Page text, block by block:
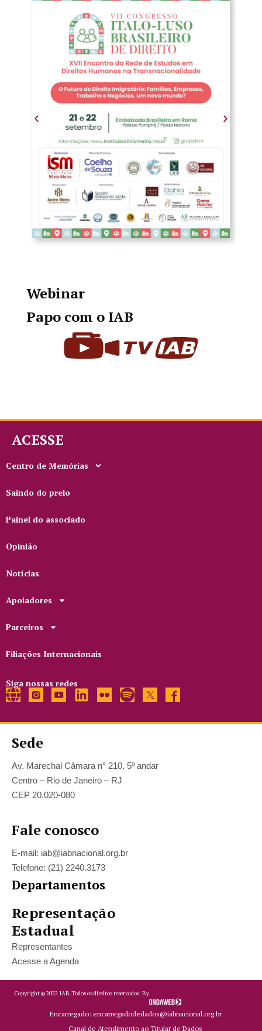
Webinar
Papo com o IAB
ACESSE
Centro de Memórias
Saindo do prelo
Painel do associado
Opinião
Notícias
Apoiadores
Parceiros
Filiações Internacionais
Siga nossas redes
Sede
Av. Marechal Câmara n° 210, 5º andar
Centro – Rio de Janeiro – RJ
CEP 20.020-080
Fale conosco
E-mail: iab@iabnacional.org.br
Telefone: (21) 2240.3173
Departamentos
Representação
Estadual
Representantes
Acesse a Agenda
Copyright ©2022 IAB.Todos os direitos reservados. By
Encarregado: encarregadodedados@iabnacional.org.br
Canal de Atendimento ao Titular de Dados